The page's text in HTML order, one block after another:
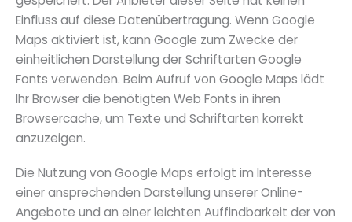
Einfluss auf diese Datenübertragung. Wenn Google
Maps aktiviert ist, kann Google zum Zwecke der
einheitlichen Darstellung der Schriftarten Google
Fonts verwenden. Beim Aufruf von Google Maps lädt
Ihr Browser die benötigten Web Fonts in ihren
Browsercache, um Texte und Schriftarten korrekt
anzuzeigen.
Die Nutzung von Google Maps erfolgt im Interesse
einer ansprechenden Darstellung unserer Online-
Angebote und an einer leichten Auffindbarkeit der von